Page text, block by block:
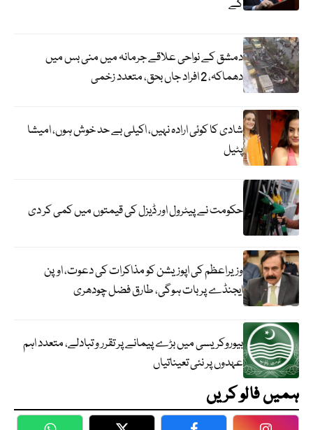
گے
دمشق کے نواحی علاقے جرمانہ میں منی بس میں
دھماکہ، 2 افراد جاں بحق، متعدد زخمی
شادی کا کوئی ارادہ نہیں، اکیلی بے حد خوش ہوں، امیشا
پٹیل
حکومت نے پیٹرول اور ڈیزل کی قیمتوں میں کمی کر دی
وزیراعظم کی اپوزیشن کو مذاکرات کی دعوت، اوپن
ایجنڈے پر بات ہوگی، طارق فضل چودھری
بیوروکریسی میں بڑے پیمانے پر تقرر و تبادلے، متعدد اہم
عہدوں پر نئی تعیناتیاں
ہمیں فالو کریں